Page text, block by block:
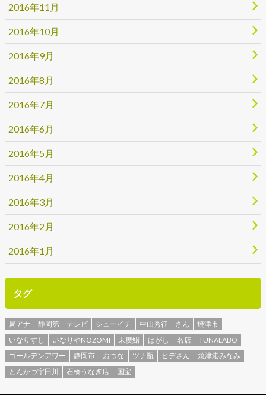
2016年11月
2016年10月
2016年9月
2016年8月
2016年7月
2016年6月
2016年5月
2016年4月
2016年3月
2016年2月
2016年1月
タグ
局アナ 静岡第一テレビ シューイチ 中山秀征 さん
焼津市
いなりずし
いなりやNOZOMI 末廣鮨 はがし 名店
TUNALABO
ゴールデンアワー
静岡市 おつな ツナ瓶 ヒデさん
焼津港みなみ
とんかつ宇田川
石橋うなぎ店 国宝